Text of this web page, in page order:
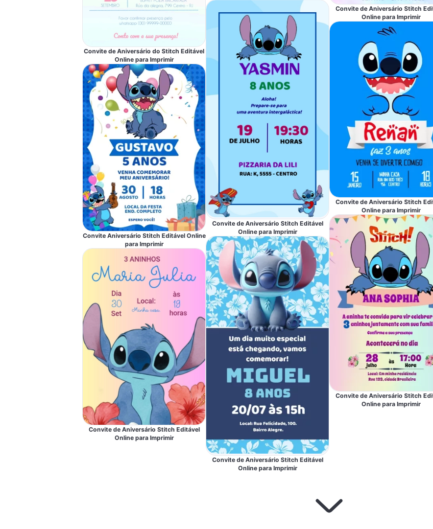
Convite de Aniversário do Stitch Editável
Online para Imprimir
Convite Aniversário Stitch Editável Online
para Imprimir
Convite de Aniversário Stitch Editável
Online para Imprimir
Convite de Aniversário Stitch Editável
Online para Imprimir
Convite de Aniversário Stitch Editável
Online para Imprimir
Convite de Aniversário Stitch
Online para Imprimir
Convite de Aniversário Stitch
Online para Imprimir
Convite de Aniversário Stitch
Online para Imprimir